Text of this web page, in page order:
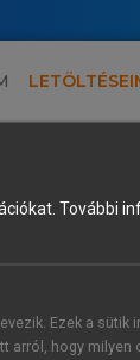
előtérbe (
További
Ezek a sütik
arról, hogy milyen